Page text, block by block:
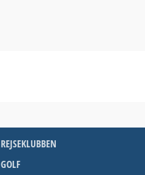
REJSEKLUBBEN
GOLF